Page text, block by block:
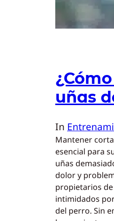
uñas
In
Mantener
esencial para
uñas
dolor y
propietarios
intimidados
del perro. Sin